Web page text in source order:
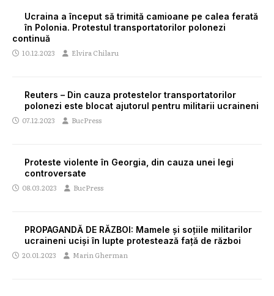
Ucraina a început să trimită camioane pe calea ferată
în Polonia. Protestul transportatorilor polonezi
continuă
10.12.2023 Elvira Chilaru
Reuters – Din cauza protestelor transportatorilor
polonezi este blocat ajutorul pentru militarii ucraineni
07.12.2023 BucPress
Proteste violente în Georgia, din cauza unei legi
controversate
08.03.2023 BucPress
PROPAGANDĂ DE RĂZBOI: Mamele și soțiile militarilor
ucraineni uciși în lupte protestează față de război
20.01.2023 Marin Gherman